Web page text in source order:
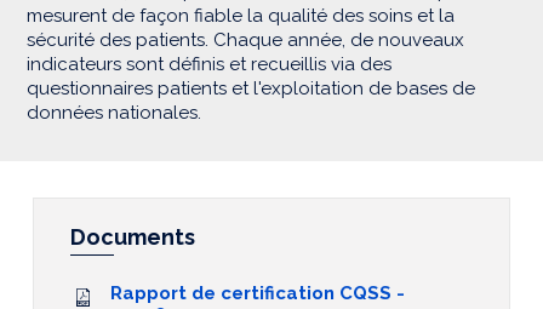
mesurent de façon fiable la qualité des soins et la
sécurité des patients. Chaque année, de nouveaux
indicateurs sont définis et recueillis via des
questionnaires patients et l'exploitation de bases de
données nationales.
Documents
Rapport de certification CQSS -